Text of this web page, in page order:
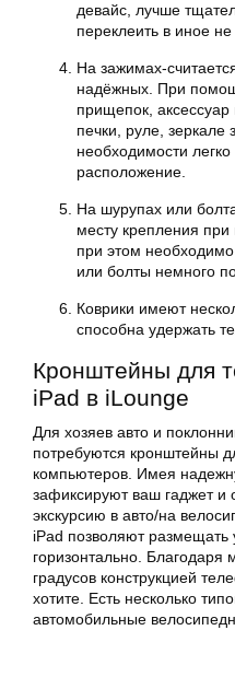
девайс, лучше
переклеить в иное
На зажимах-
надёжных. При
прищепок,
печки, руле, зеркале
необходимости
расположение.
На шурупах или
месту крепления
при этом
или болты немного
Коврики имеют
способна удержать
Кронштейны для
iPad в iLounge
Для хозяев авто и
потребуются кронштейны
компьютеров. Имея
зафиксируют ваш гаджет и
экскурсию в авто/на
iPad позволяют размещать
горизонтально.
градусов конструкцией
хотите. Есть несколько
автомобильные